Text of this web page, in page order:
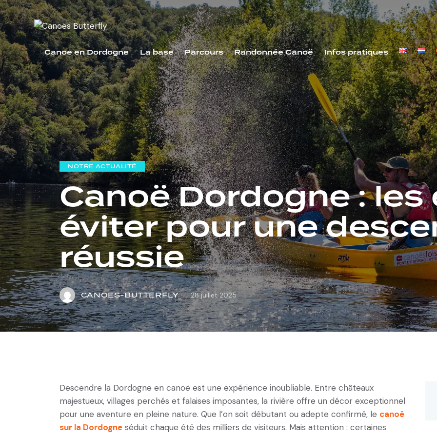
Canoe en Dordogne La base Parcours Randonnée Canoë Infos pratiques
NOTRE ACTUALITÉ
Canoë Dordogne : les
éviter pour une
réussie
CANOES-BUTTERFLY 28 juillet 2025
Descendre la Dordogne en canoë est une expérience inoubliable. Entre châteaux
majestueux, villages perchés et falaises imposantes, la rivière offre un décor exceptionnel
pour une aventure en pleine nature. Que l’on soit débutant ou adepte confirmé, le canoë
sur la Dordogne séduit chaque été des milliers de visiteurs. Mais attention : certaines